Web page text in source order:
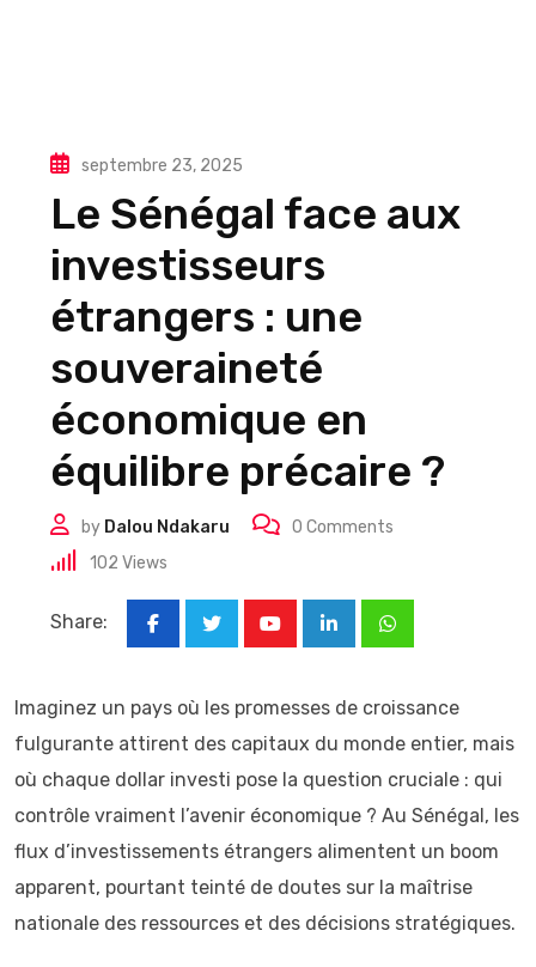
septembre 23, 2025
Le Sénégal face aux
investisseurs
étrangers : une
souveraineté
économique en
équilibre précaire ?
by Dalou Ndakaru 0 Comments
102 Views
Share:
LinkedInWhatsapp
Imaginez un pays où les promesses de croissance
fulgurante attirent des capitaux du monde entier, mais
où chaque dollar investi pose la question cruciale : qui
contrôle vraiment l’avenir économique ? Au Sénégal, les
flux d’investissements étrangers alimentent un boom
apparent, pourtant teinté de doutes sur la maîtrise
nationale des ressources et des décisions stratégiques.